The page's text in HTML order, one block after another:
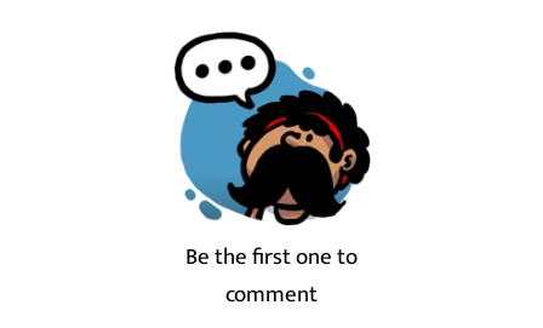
Be the first one to
comment